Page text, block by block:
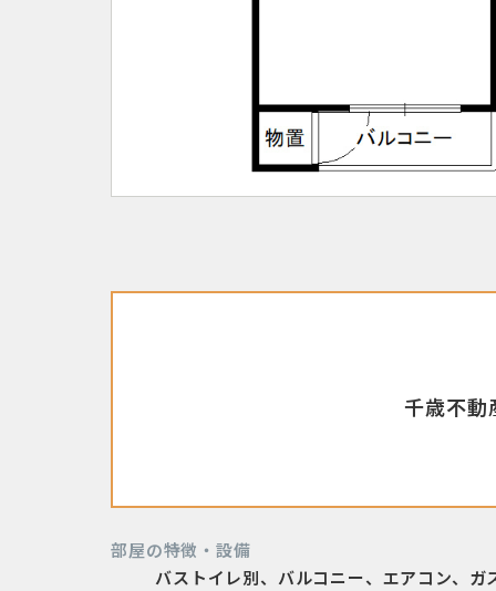
千歳不
部屋の特徴・設備
バストイレ別、バルコニー、エアコン、